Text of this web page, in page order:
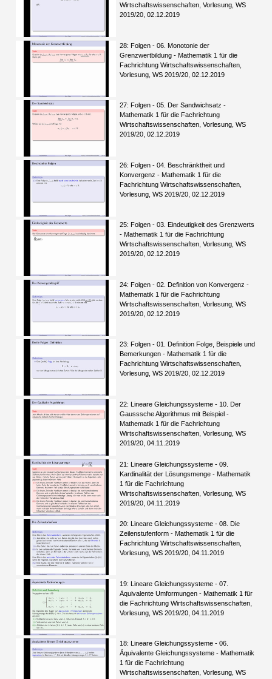
Wirtschaftswissenschaften, Vorlesung, WS
2019/20, 02.12.2019
28: Folgen - 06. Monotonie der
Grenzwertbildung - Mathematik 1 für die
Fachrichtung Wirtschaftswissenschaften,
Vorlesung, WS 2019/20, 02.12.2019
27: Folgen - 05. Der Sandwichsatz -
Mathematik 1 für die Fachrichtung
Wirtschaftswissenschaften, Vorlesung, WS
2019/20, 02.12.2019
26: Folgen - 04. Beschränktheit und
Konvergenz - Mathematik 1 für die
Fachrichtung Wirtschaftswissenschaften,
Vorlesung, WS 2019/20, 02.12.2019
25: Folgen - 03. Eindeutigkeit des Grenzwerts
- Mathematik 1 für die Fachrichtung
Wirtschaftswissenschaften, Vorlesung, WS
2019/20, 02.12.2019
24: Folgen - 02. Definition von Konvergenz -
Mathematik 1 für die Fachrichtung
Wirtschaftswissenschaften, Vorlesung, WS
2019/20, 02.12.2019
23: Folgen - 01. Definition Folge, Beispiele und
Bemerkungen - Mathematik 1 für die
Fachrichtung Wirtschaftswissenschaften,
Vorlesung, WS 2019/20, 02.12.2019
22: Lineare Gleichungssysteme - 10. Der
Gausssche Algorithmus mit Beispiel -
Mathematik 1 für die Fachrichtung
Wirtschaftswissenschaften, Vorlesung, WS
2019/20, 04.11.2019
21: Lineare Gleichungssysteme - 09.
Kardinalität der Lösungsmenge - Mathematik
1 für die Fachrichtung
Wirtschaftswissenschaften, Vorlesung, WS
2019/20, 04.11.2019
20: Lineare Gleichungssysteme - 08. Die
Zeilenstufenform - Mathematik 1 für die
Fachrichtung Wirtschaftswissenschaften,
Vorlesung, WS 2019/20, 04.11.2019
19: Lineare Gleichungssysteme - 07.
Äquivalente Umformungen - Mathematik 1 für
die Fachrichtung Wirtschaftswissenschaften,
Vorlesung, WS 2019/20, 04.11.2019
18: Lineare Gleichungssysteme - 06.
Äquivalente Gleichungssysteme - Mathematik
1 für die Fachrichtung
Wirtschaftswissenschaften, Vorlesung, WS